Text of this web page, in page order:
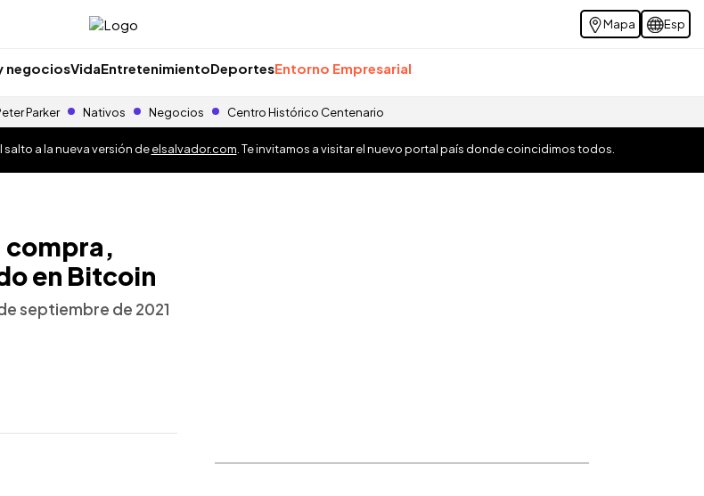
Mapa Esp
negociosVidaEntretenimientoDeportesEntorno Empresarial
Parker Nativos Negocios Centro Histórico Centenario
salto a la nueva versión deelsalvador.com . Te invitamos a visitar el nuevo portal país donde coincidimos todos.
compra,
en Bitcoin
septiembre de 2021